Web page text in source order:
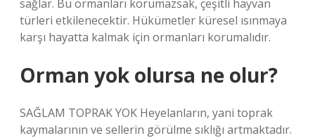
sağlar. Bu ormanları korumazsak, çeşitli hayvan
türleri etkilenecektir. Hükümetler küresel ısınmaya
karşı hayatta kalmak için ormanları korumalıdır.
Orman yok olursa ne olur?
SAĞLAM TOPRAK YOK Heyelanların, yani toprak
kaymalarının ve sellerin görülme sıklığı artmaktadır.